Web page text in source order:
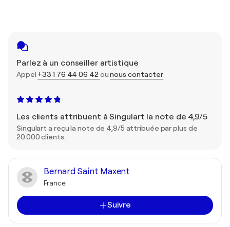
Parlez à un conseiller artistique
Appel +33 1 76 44 06 42 ounous contacter
Les clients attribuent à Singulart la note de 4,9/5
Singulart a reçu la note de 4,9/5 attribuée par plus de
20 000 clients.
Bernard Saint Maxent
France
Suivre